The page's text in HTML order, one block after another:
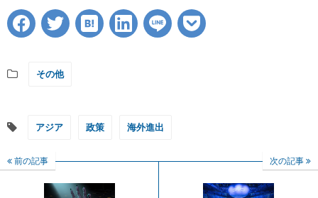
その他
アジア 政策 海外進出
前の記事 次の記事